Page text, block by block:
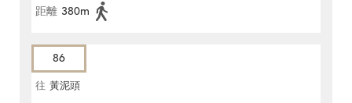
距離 380m
86
往 黃泥頭